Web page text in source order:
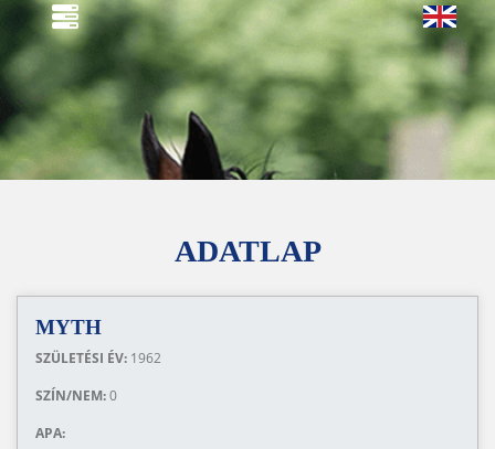
ADATLAP
MYTH
SZÜLETÉSI ÉV: 1962
SZÍN/NEM:0
APA: